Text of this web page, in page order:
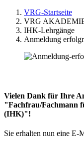
VRG-Startseite
VRG
IHK-Lehrgänge
Anmeldung
Vielen Dank für Ihre
"Fachfrau/Fachmann
(IHK)"!
Sie erhalten nun eine E-